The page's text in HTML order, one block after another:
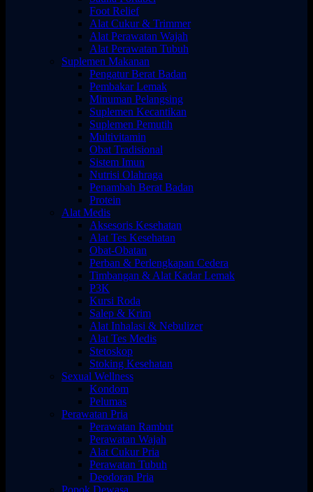
Foot Relief
Alat Cukur & Trimmer
Alat Perawatan Wajah
Alat Perawatan Tubuh
Suplemen Makanan
Pengatur Berat Badan
Pembakar Lemak
Minuman Pelangsing
Suplemen Kecantikan
Suplemen Pemutih
Multivitamin
Obat Tradisional
Sistem Imun
Nutrisi Olahraga
Penambah Berat Badan
Protein
Alat Medis
Aksesoris Kesehatan
Alat Tes Kesehatan
Obat-Obatan
Perban & Perlengkapan Cedera
Timbangan & Alat Kadar Lemak
P3K
Kursi Roda
Salep & Krim
Alat Inhalasi & Nebulizer
Alat Tes Medis
Stetoskop
Stoking Kesehatan
Sexual Wellness
Kondom
Pelumas
Perawatan Pria
Perawatan Rambut
Perawatan Wajah
Alat Cukur Pria
Perawatan Tubuh
Deodoran Pria
Popok Dewasa